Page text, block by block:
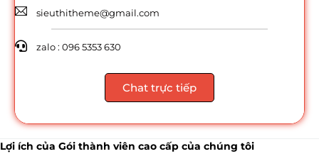
sieuthitheme@gmail.com
zalo : 096 5353 630
Chat trực tiếp
Lợi ích của Gói thành viên cao cấp của chúng tôi